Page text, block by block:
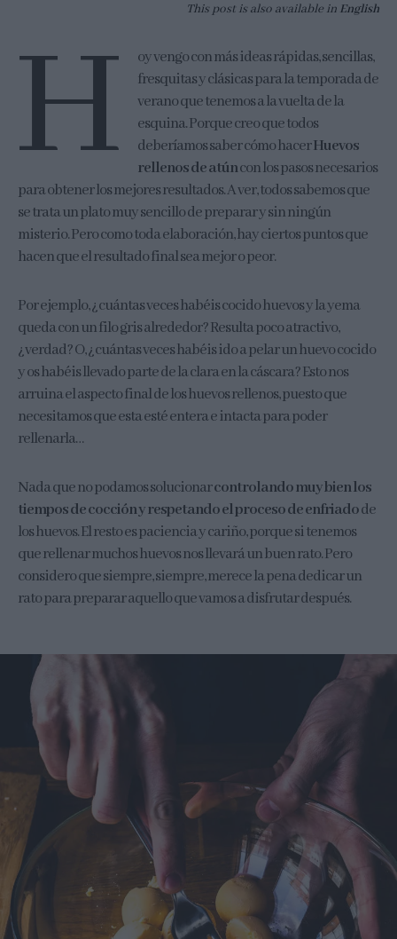
This post is also available in English
H
oy vengo con más ideas rápidas, sencillas,
fresquitas y clásicas para la temporada de
verano que tenemos a la vuelta de la
esquina. Porque creo que todos
deberíamos saber cómo hacerHuevos
rellenos de atúncon los pasos necesarios
para obtener los mejores resultados. A ver, todos sabemos que
se trata un plato muy sencillo de preparar y sin ningún
misterio. Pero como toda elaboración, hay ciertos puntos que
hacen que el resultado final sea mejor o peor.
Por ejemplo, ¿cuántas veces habéis cocido huevos y la yema
queda con un filo gris alrededor? Resulta poco atractivo,
¿verdad? O, ¿cuántas veces habéis ido a pelar un huevo cocido
y os habéis llevado parte de la clara en la cáscara? Esto nos
arruina el aspecto final de los huevos rellenos, puesto que
necesitamos que esta esté entera e intacta para poder
rellenarla…
Nada que no podamos solucionarcontrolando muy bien los
tiempos de cocción y respetando el proceso de enfriadode
los huevos. El resto es paciencia y cariño, porque si tenemos
que rellenar muchos huevos nos llevará un buen rato. Pero
considero que siempre, siempre, merece la pena dedicar un
rato para preparar aquello que vamos a disfrutar después.